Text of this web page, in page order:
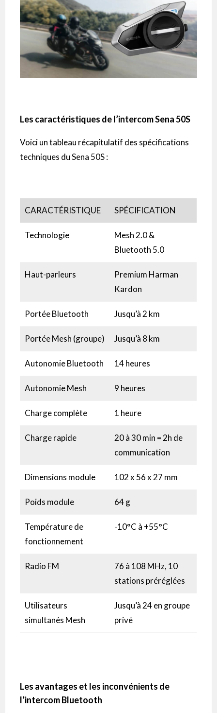
Les caractéristiques de l’intercom Sena 50S
Voici un tableau récapitulatif des spécifications
techniques du Sena 50S :
CARACTÉRISTIQUE SPÉCIFICATION
Technologie
Mesh 2.0 &
Bluetooth 5.0
Haut-parleurs
Premium Harman
Kardon
Portée Bluetooth Jusqu’à 2 km
Portée Mesh (groupe) Jusqu’à 8 km
Autonomie Bluetooth 14 heures
Autonomie Mesh 9 heures
Charge complète 1 heure
Charge rapide
20 à 30 min = 2h de
communication
Dimensions module 102 x 56 x 27 mm
Poids module 64 g
Température de
fonctionnement
-10°C à +55°C
Radio FM
76 à 108 MHz, 10
stations préréglées
Utilisateurs
simultanés Mesh
Jusqu’à 24 en groupe
privé
Les avantages et les inconvénients de
l’intercom Bluetooth